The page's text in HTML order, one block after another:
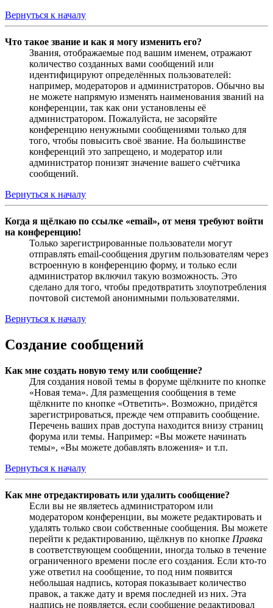
Вернуться к началу
Что такое звание и как я могу изменить его?
Звания, отображаемые под вашим именем, отражают
количество созданных вами сообщений или
идентифицируют определённых пользователей:
например, модераторов и администраторов. Обычно вы
не можете напрямую изменять наименования званий на
конференции, так как они установлены её
администратором. Пожалуйста, не засоряйте
конференцию ненужными сообщениями только для
того, чтобы повысить своё звание. На большинстве
конференций это запрещено, и модератор или
администратор понизят значение вашего счётчика
сообщений.
Вернуться к началу
Когда я щёлкаю по ссылке «email», от меня требуют войти
на конференцию!
Только зарегистрированные пользователи могут
отправлять email-сообщения другим пользователям через
встроенную в конференцию форму, и только если
администратор включил такую возможность. Это
сделано для того, чтобы предотвратить злоупотребления
почтовой системой анонимными пользователями.
Вернуться к началу
Создание сообщений
Как мне создать новую тему или сообщение?
Для создания новой темы в форуме щёлкните по кнопке
«Новая тема». Для размещения сообщения в теме
щёлкните по кнопке «Ответить». Возможно, придётся
зарегистрироваться, прежде чем отправить сообщение.
Перечень ваших прав доступа находится внизу страниц
форума или темы. Например: «Вы можете начинать
темы», «Вы можете добавлять вложения» и т.п.
Вернуться к началу
Как мне отредактировать или удалить сообщение?
Если вы не являетесь администратором или
модератором конференции, вы можете редактировать и
удалять только свои собственные сообщения. Вы можете
перейти к редактированию, щёлкнув по кнопке Правка
в соответствующем сообщении, иногда только в течение
ограниченного времени после его создания. Если кто-то
уже ответил на сообщение, то под ним появится
небольшая надпись, которая показывает количество
правок, а также дату и время последней из них. Эта
надпись не появляется, если сообщение редактировал